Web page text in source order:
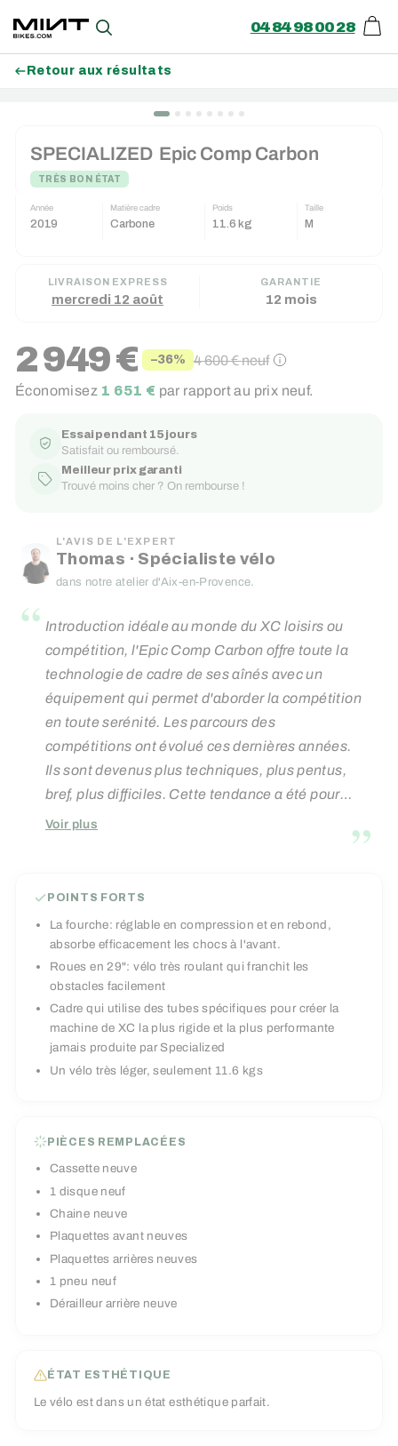
contenu
Recherche 04 84 98 00 28
Retour aux résultats
SPECIALIZED Epic Comp Carbon
TRÈS BON ÉTAT
Année
2019
Matière cadre
Carbone
Poids
11.6 kg
Taille
M
LIVRAISON EXPRESS
mercredi 12 août
GARANTIE
12 mois
Prix
réduit
2 949 € −36%
Prix
régulier
4 600 €neuf
Économisez 1 651 € par rapport au prix neuf.
Essai pendant 15 jours
Satisfait ou remboursé.
Meilleur prix garanti
Trouvé moins cher ? On rembourse !
L'AVIS DE L'EXPERT
Thomas · Spécialiste vélo
dans notre atelier d'Aix-en-Provence.
“ Introduction idéale au monde du XC loisirs ou
compétition, l'Epic Comp Carbon offre toute la
technologie de cadre de ses aînés avec un
équipement qui permet d'aborder la compétition
en toute serénité. Les parcours des
compétitions ont évolué ces dernières années.
Ils sont devenus plus techniques, plus pentus,
bref, plus difficiles. Cette tendance a été pour
Specialized l'occasion de faire quelque chose
bénéficieront. Sa transmission monoplateau 11
grande efficacité!
Voir plus ”
POINTS FORTS
La fourche: réglable en compression et en rebond,
absorbe efficacement les chocs à l'avant.
Roues en 29": vélo très roulant qui franchit les
obstacles facilement
Cadre qui utilise des tubes spécifiques pour créer la
machine de XC la plus rigide et la plus performante
jamais produite par Specialized
Un vélo très léger, seulement 11.6 kgs
PIÈCES REMPLACÉES
Cassette neuve
1 disque neuf
Chaine neuve
Plaquettes avant neuves
Plaquettes arrières neuves
1 pneu neuf
Dérailleur arrière neuve
ÉTAT ESTHÉTIQUE
Le vélo est dans un état esthétique parfait.